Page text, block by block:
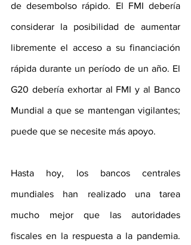
de desembolso rápido. El FMI debería
considerar la posibilidad de aumentar
libremente el acceso a su financiación
rápida durante un período de un año. El
G20 debería exhortar al FMI y al Banco
Mundial a que se mantengan vigilantes;
puede que se necesite más apoyo.
Hasta hoy, los bancos centrales
mundiales han realizado una tarea
mucho mejor que las autoridades
fiscales en la respuesta a la pandemia.